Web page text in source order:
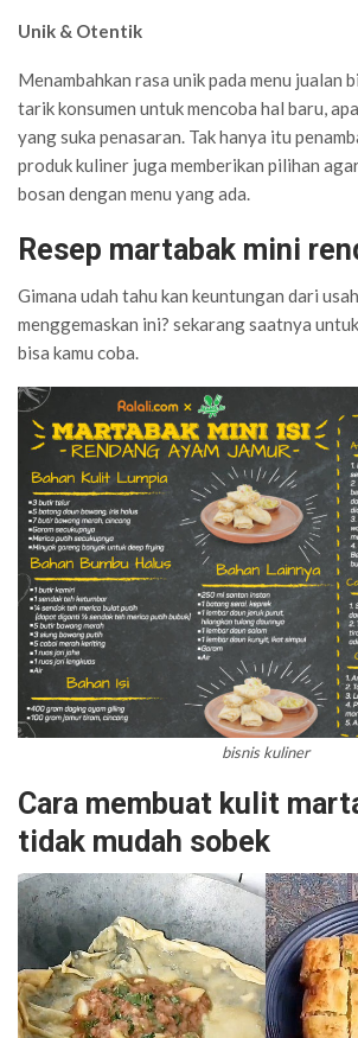
Unik & Otentik
Menambahkan rasa unik pada menu jualan
tarik konsumen untuk mencoba hal baru,
yang suka penasaran. Tak hanya itu
produk kuliner juga memberikan pilihan
bosan dengan menu yang ada.
Resep martabak mini
Gimana udah tahu kan keuntungan dari
menggemaskan ini? sekarang saatnya
bisa kamu coba.
bisnis kuliner
Cara membuat kulit
tidak mudah sobek